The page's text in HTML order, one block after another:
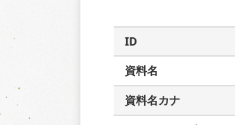
ID
資料名
資料名カナ